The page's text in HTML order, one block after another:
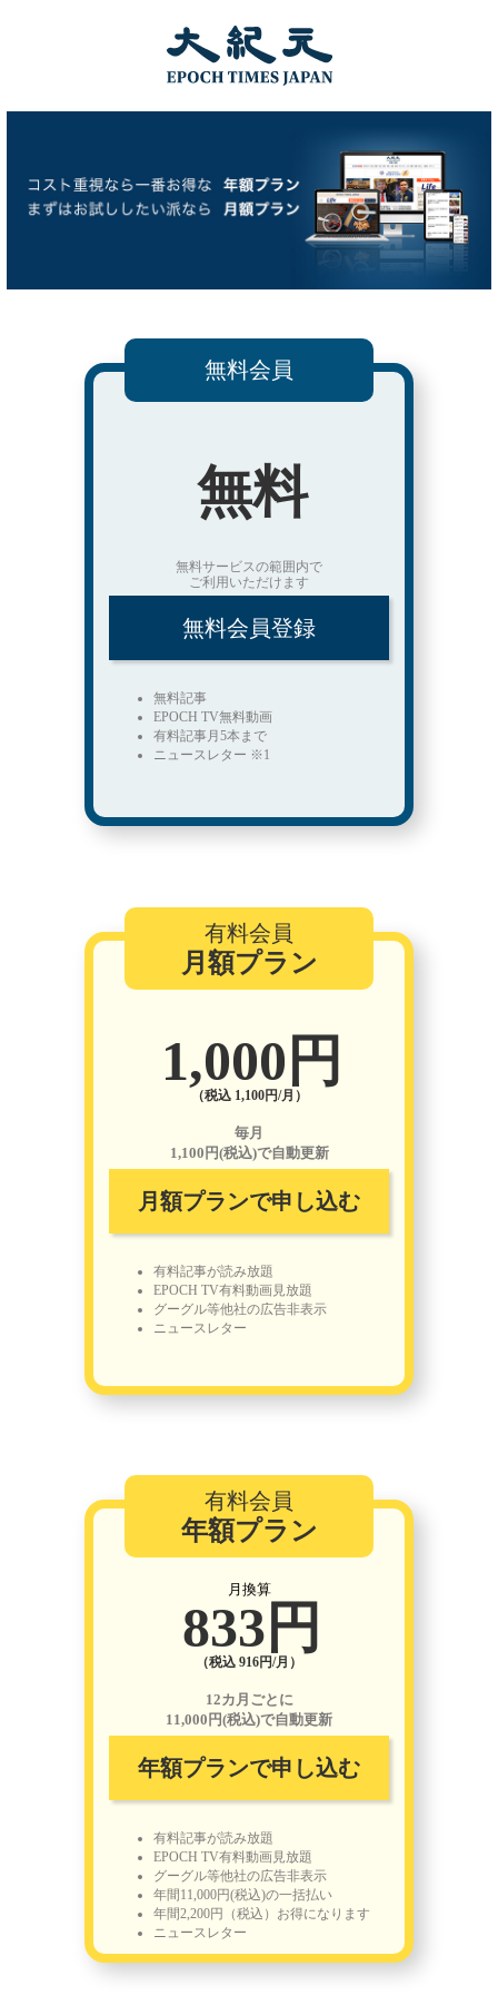
無料会員
無料
無料サービスの範囲内で
ご利用いただけます
無料会員登録
無料記事
EPOCH TV無料動画
有料記事月5本まで
ニュースレター ※1
有料会員
月額プラン
1,000円
（税込 1,100円/月）
毎月
1,100円(税込)で自動更新
月額プランで申し込む
有料記事が読み放題
EPOCH TV有料動画見放題
グーグル等他社の広告非表示
ニュースレター
有料会員
年額プラン
月換算
833円
（税込 916円/月）
12カ月ごとに
11,000円(税込)で自動更新
年額プランで申し込む
有料記事が読み放題
EPOCH TV有料動画見放題
グーグル等他社の広告非表示
年間11,000円(税込)の一括払い
年間2,200円（税込）お得になります
ニュースレター